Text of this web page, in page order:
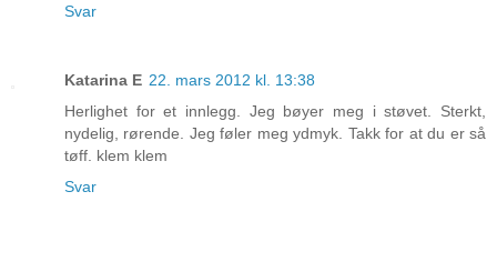
Svar
Katarina E 22. mars 2012 kl. 13:38
Herlighet for et innlegg. Jeg bøyer meg i støvet. Sterkt,
nydelig, rørende. Jeg føler meg ydmyk. Takk for at du er så
tøff. klem klem
Svar